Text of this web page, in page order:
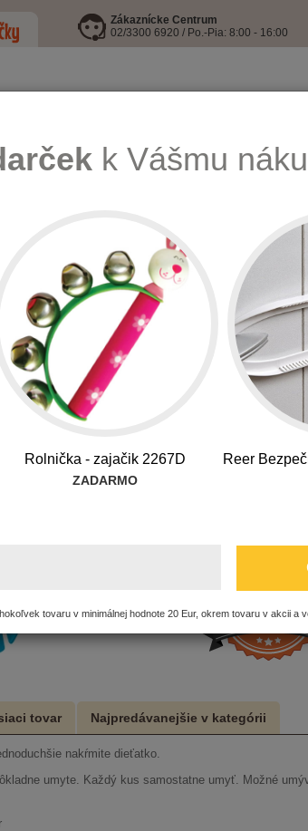
Zákaznícke Centrum
02/3300 6920 / Po.-Pia: 8:00 - 16:00
KŔMENIE, HYGIENA A
potreby a sety Set lyžička a vidlička Boon
Set
Množstvo:
Na sklade 1-
Kód produktu:
nakŕmite dieťatko.
umyte. Každý kus samostatne umyť. Možné
tovar Najpredávanejšie v kategórii
k Vášmu
Rolnička - zajačik 2267D
ZADARMO
Reer
tovaru v minimálnej hodnote 20 Eur, okrem tovaru v akcii a